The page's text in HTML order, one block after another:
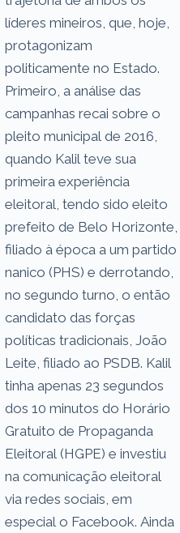
líderes mineiros, que, hoje,
protagonizam
politicamente no Estado.
Primeiro, a análise das
campanhas recai sobre o
pleito municipal de 2016,
quando Kalil teve sua
primeira experiência
eleitoral, tendo sido eleito
prefeito de Belo Horizonte,
filiado à época a um partido
nanico (PHS) e derrotando,
no segundo turno, o então
candidato das forças
políticas tradicionais, João
Leite, filiado ao PSDB. Kalil
tinha apenas 23 segundos
dos 10 minutos do Horário
Gratuito de Propaganda
Eleitoral (HGPE) e investiu
na comunicação eleitoral
via redes sociais, em
especial o Facebook. Ainda